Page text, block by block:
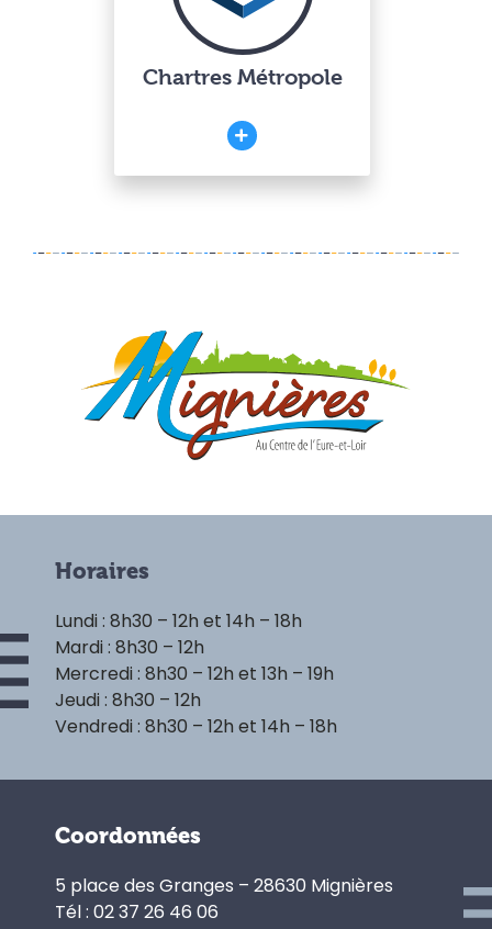
Chartres Métropole
Horaires
Lundi : 8h30 – 12h et 14h – 18h
Mardi : 8h30 – 12h
Mercredi : 8h30 – 12h et 13h – 19h
Jeudi : 8h30 – 12h
Vendredi : 8h30 – 12h et 14h – 18h
Coordonnées
5 place des Granges – 28630 Mignières
Tél : 02 37 26 46 06